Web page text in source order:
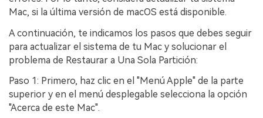
Mac, si la última versión de macOS está disponible.󠀲󠀡󠀩󠀣󠀡󠀣󠀠󠀠󠀤
A continuación, te indicamos los pasos que debes seguir
para actualizar el sistema de tu Mac y solucionar el
problema de Restaurar a Una Sola Partición:󠀲󠀡󠀩󠀣󠀡󠀣󠀠󠀠󠀥󠀳
Paso 1: Primero, haz clic en el "Menú Apple" de la parte
superior y en el menú desplegable selecciona la opción
"Acerca de este Mac".󠀲󠀡󠀩󠀣󠀡󠀣󠀠󠀠󠀦󠀳